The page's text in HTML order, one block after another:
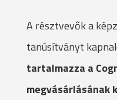
A résztvevők a
tanúsítványt
tartalmazza a
megvásárlásának